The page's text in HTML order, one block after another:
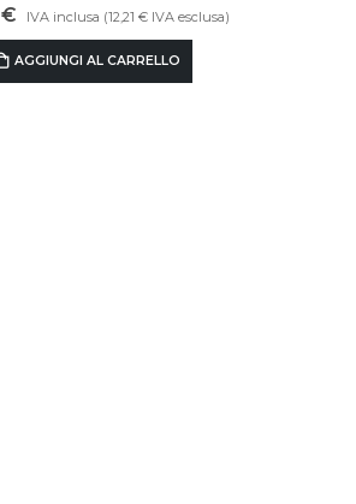
€ IVA inclusa (12,21 € IVA esclusa)
AGGIUNGI AL CARRELLO